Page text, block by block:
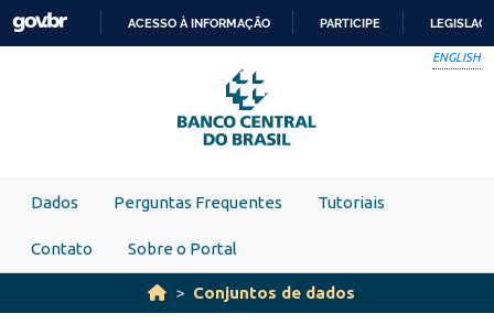
Skip to main content
PARA
O
CONTEÚDO
ACESSO À INFORMAÇÃO PARTICIPE
ENGLISH
Dados Perguntas Frequentes Tutoriais
Contato Sobre o Portal
Conjuntos de dados